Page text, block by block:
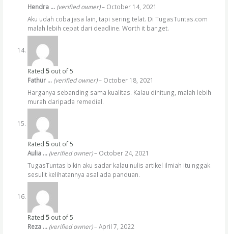
Hendra … (verified owner) – October 14, 2021
Aku udah coba jasa lain, tapi sering telat. Di TugasTuntas.com
malah lebih cepat dari deadline. Worth it banget.
Rated 5out of 5
Fathur … (verified owner) – October 18, 2021
Harganya sebanding sama kualitas. Kalau dihitung, malah lebih
murah daripada remedial.
Rated 5out of 5
Aulia … (verified owner) – October 24, 2021
TugasTuntas bikin aku sadar kalau nulis artikel ilmiah itu nggak
sesulit kelihatannya asal ada panduan.
Rated 5out of 5
Reza … (verified owner) – April 7, 2022